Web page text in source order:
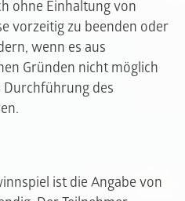
ohne Einhaltung von
vorzeitig zu beenden oder
wenn es aus
Gründen nicht möglich
Durchführung des
ist die Angabe von